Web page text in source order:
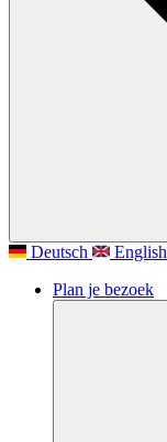
Deutsch
English
Plan je bezoek